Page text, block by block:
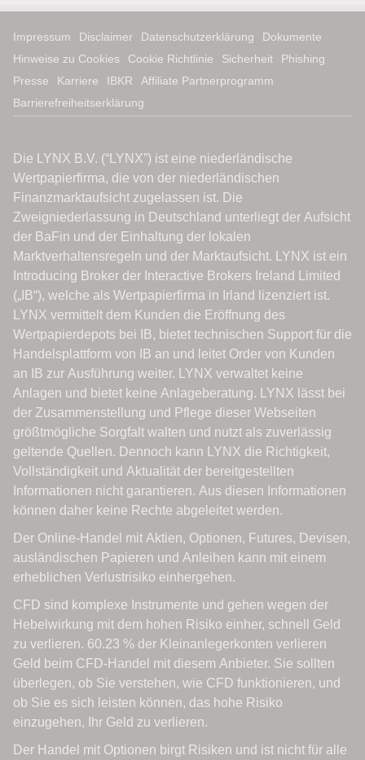
Impressum Disclaimer Datenschutzerklärung
Dokumente
Hinweise zu Cookies
Cookie Richtlinie Sicherheit
Phishing
Presse
Karriere IBKR
Affiliate Partnerprogramm
Barrierefreiheitserklärung